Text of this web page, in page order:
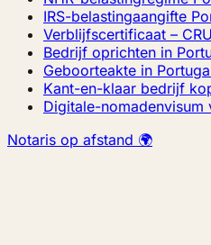
IRS-belastingaangifte
Verblijfscertificaat –
Bedrijf oprichten in
Geboorteakte in
Kant-en-klaar bedrijf
Digitale-
Notaris op afstand 🌍